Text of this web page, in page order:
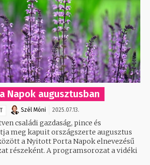
Napok augusztusban
Szél Móni 2025.07.13.
családi gazdaság, pince és
meg kapuit országszerte augusztus
a Nyitott Porta Napok elnevezésű
a vidéki